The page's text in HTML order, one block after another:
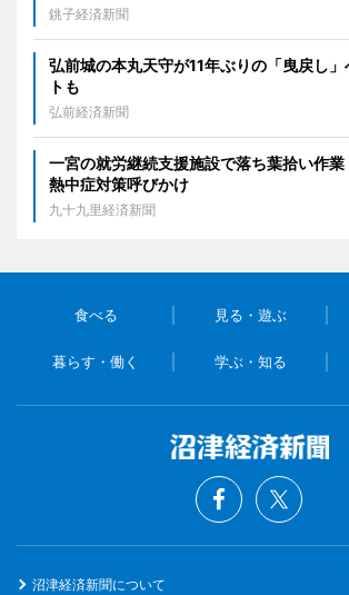
銚子経済新聞
弘前城の本丸天守が11年ぶりの「曳戻し
トも
弘前経済新聞
一宮の就労継続支援施設で落ち葉拾い作
熱中症対策呼びかけ
九十九里経済新聞
食べる 見る・遊ぶ
暮らす・働く 学ぶ・知る
沼津経済新聞について